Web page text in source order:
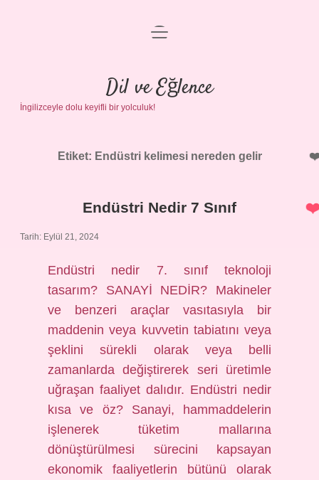
Anasayfa
Gizlilik Politikası
Yasal Uyarı
menüyü
Dil ve Eğlence
İngilizceyle dolu keyifli bir yolculuk!
Etiket: Endüstri kelimesi nereden gelir
Endüstri Nedir 7 Sınıf
Tarih: Eylül 21, 2024
Endüstri nedir 7. sınıf teknoloji
tasarım? SANAYİ NEDİR? Makineler
ve benzeri araçlar vasıtasıyla bir
maddenin veya kuvvetin tabiatını veya
şeklini sürekli olarak veya belli
zamanlarda değiştirerek seri üretimle
uğraşan faaliyet dalıdır. Endüstri nedir
kısa ve öz? Sanayi, hammaddelerin
işlenerek tüketim mallarına
dönüştürülmesi sürecini kapsayan
ekonomik faaliyetlerin bütünü olarak